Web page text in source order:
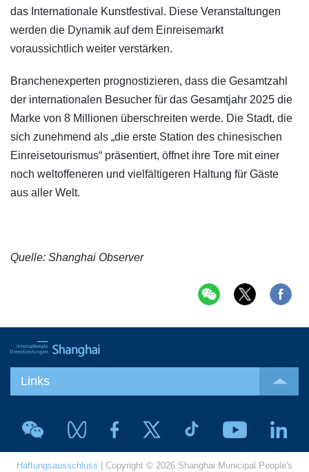
das Internationale Kunstfestival. Diese Veranstaltungen
werden die Dynamik auf dem Einreisemarkt
voraussichtlich weiter verstärken.
Branchenexperten prognostizieren, dass die Gesamtzahl
der internationalen Besucher für das Gesamtjahr 2025 die
Marke von 8 Millionen überschreiten werde. Die Stadt, die
sich zunehmend als „die erste Station des chinesischen
Einreisetourismus“ präsentiert, öffnet ihre Tore mit einer
noch weltoffeneren und vielfältigeren Haltung für Gäste
aus aller Welt.
Quelle: Shanghai Observer
Links
Haftungsausschluss | Copyright © 2026 Shanghai Municipal People's